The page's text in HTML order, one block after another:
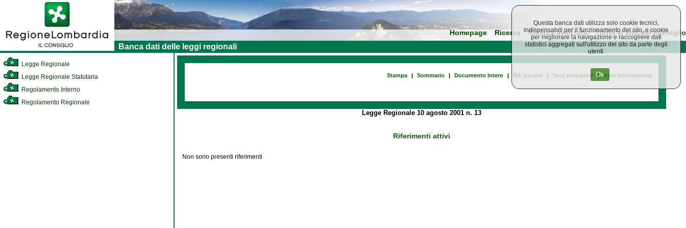
Homepage Ricerca Ricerca avanzata Torna al sito del consiglio
Banca dati delle leggi regionali
Legge Regionale
Legge Regionale Statutaria
Regolamento Interno
Regolamento Regionale
Stampa | Sommario | Documento Intero | Rif. passivi | Testi previgenti | Altre informazioni
Legge Regionale 10 agosto 2001 n. 13
Riferimenti attivi
Non sono presenti riferimenti
Questa banca dati utilizza solo cookie tecnici,
indispensabili per il funzionamento del sito, e cookie
per migliorare la navigazione e raccogliere dati
statistici aggregati sull'utilizzo del sito da parte degli
utenti.
Ok